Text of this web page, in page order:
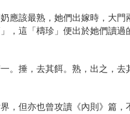
應該最熟，她們出嫁時，大門
，這「檮珍」便出於她們讀過
。捶，去其餌。熟，出之，去
，但亦也曾攻讀《內則》篇，